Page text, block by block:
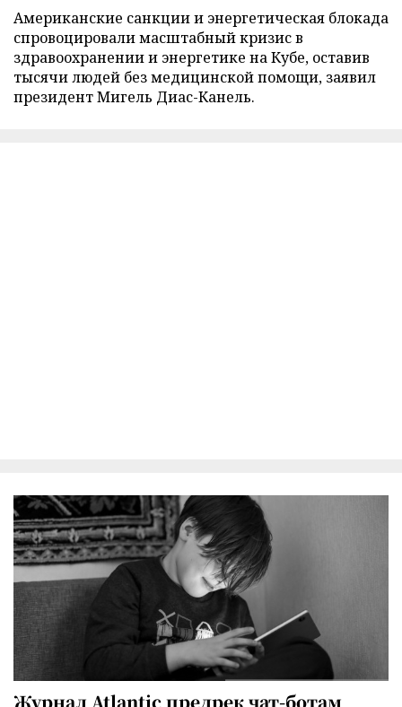
Американские санкции и энергетическая блокада
спровоцировали масштабный кризис в
здравоохранении и энергетике на Кубе, оставив
тысячи людей без медицинской помощи, заявил
президент Мигель Диас-Канель.
Журнал Atlantic предрек чат-ботам